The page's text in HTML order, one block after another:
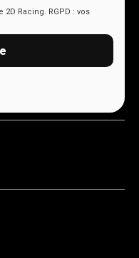
2D Racing. RGPD : vos